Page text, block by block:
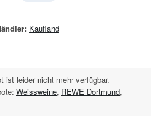
Kaufland
ist leider nicht mehr verfügbar.
Weissweine, REWE Dortmund,